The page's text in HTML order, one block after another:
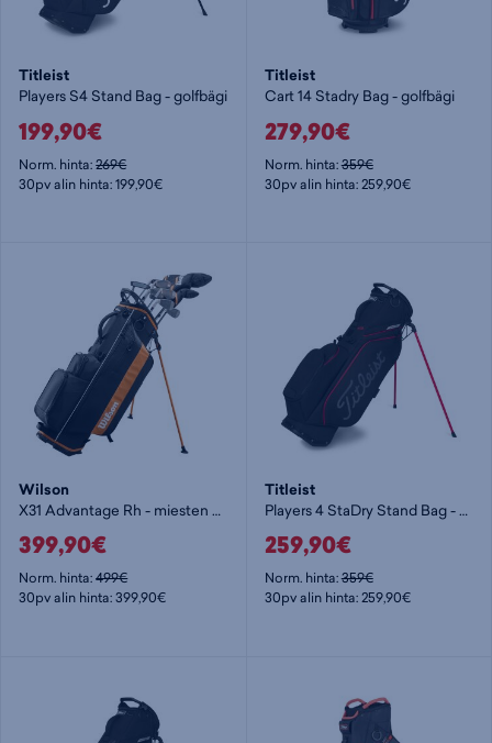
Titleist
Players S4 Stand Bag - golfbägi
199,90€
Norm. hinta:269€
30pv alin hinta: 199,90€
Titleist
Cart 14 Stadry Bag - golfbägi
279,90€
Norm. hinta:359€
30pv alin hinta: 259,90€
Wilson
X31 Advantage Rh - miesten golfsetti
399,90€
Norm. hinta:499€
30pv alin hinta: 399,90€
Titleist
Players 4 StaDry Stand Bag - golfbägi
259,90€
Norm. hinta:359€
30pv alin hinta: 259,90€